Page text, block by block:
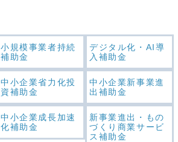
小規模事業者持続
補助金
デジタル化・AI導
入補助金
中小企業省力化投
資補助金
中小企業新事業進
出補助金
中小企業成長加速
化補助金
新事業進出・もの
づくり商業サービ
ス補助金